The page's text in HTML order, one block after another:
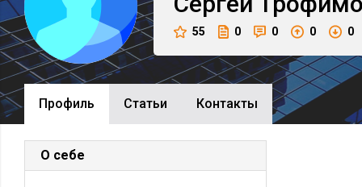
55 0 0 0 0
Профиль Cтатьи Контакты
О себе